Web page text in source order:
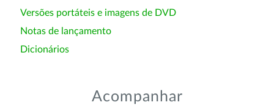
Versões portáteis e imagens de DVD
Notas de lançamento
Dicionários
Acompanhar